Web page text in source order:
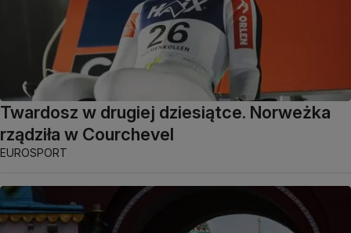
Twardosz w drugiej dziesiątce. Norweżka
rządziła w Courchevel
EUROSPORT